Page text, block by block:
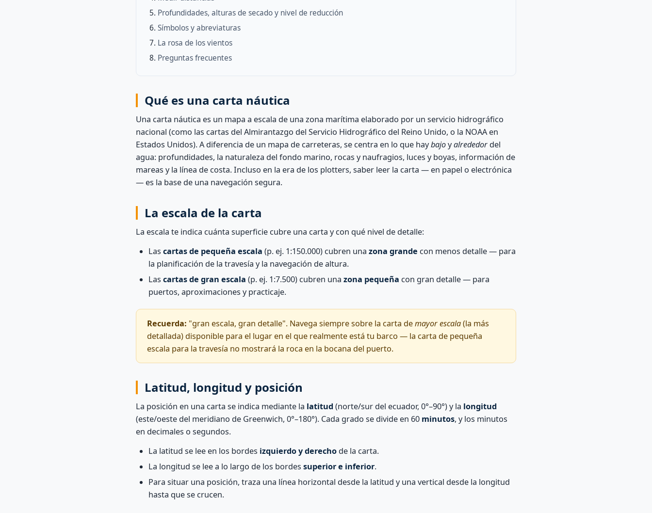
Profundidades, alturas de secado y nivel de reducción
Símbolos y abreviaturas
La rosa de los vientos
Preguntas frecuentes
Qué es una carta náutica
Una carta náutica es un mapa a escala de una zona marítima elaborado por un servicio hidrográfico
nacional (como las cartas del Almirantazgo del Servicio Hidrográfico del Reino Unido, o la NOAA en
Estados Unidos). A diferencia de un mapa de carreteras, se centra en lo que haybajoyalrededor del
agua: profundidades, la naturaleza del fondo marino, rocas y naufragios, luces y boyas, información de
mareas y la línea de costa. Incluso en la era de los plotters, saber leer la carta — en papel o electrónica
— es la base de una navegación segura.
La escala de la carta
La escala te indica cuánta superficie cubre una carta y con qué nivel de detalle:
Las cartas de pequeña escala (p. ej. 1:150.000) cubren una zona grande con menos detalle — para
la planificación de la travesía y la navegación de altura.
Las cartas de gran escala (p. ej. 1:7.500) cubren una zona pequeña con gran detalle — para
puertos, aproximaciones y practicaje.
Recuerda: "gran escala, gran detalle". Navega siempre sobre la carta demayor escala(la más
detallada) disponible para el lugar en el que realmente está tu barco — la carta de pequeña
escala para la travesía no mostrará la roca en la bocana del puerto.
Latitud, longitud y posición
La posición en una carta se indica mediante la latitud (norte/sur del ecuador, 0°–90°) y la longitud
(este/oeste del meridiano de Greenwich, 0°–180°). Cada grado se divide en 60 minutos, y los minutos
en decimales o segundos.
La latitud se lee en los bordes izquierdo y derecho de la carta.
La longitud se lee a lo largo de los bordes superior e inferior.
Para situar una posición, traza una línea horizontal desde la latitud y una vertical desde la longitud
hasta que se crucen.